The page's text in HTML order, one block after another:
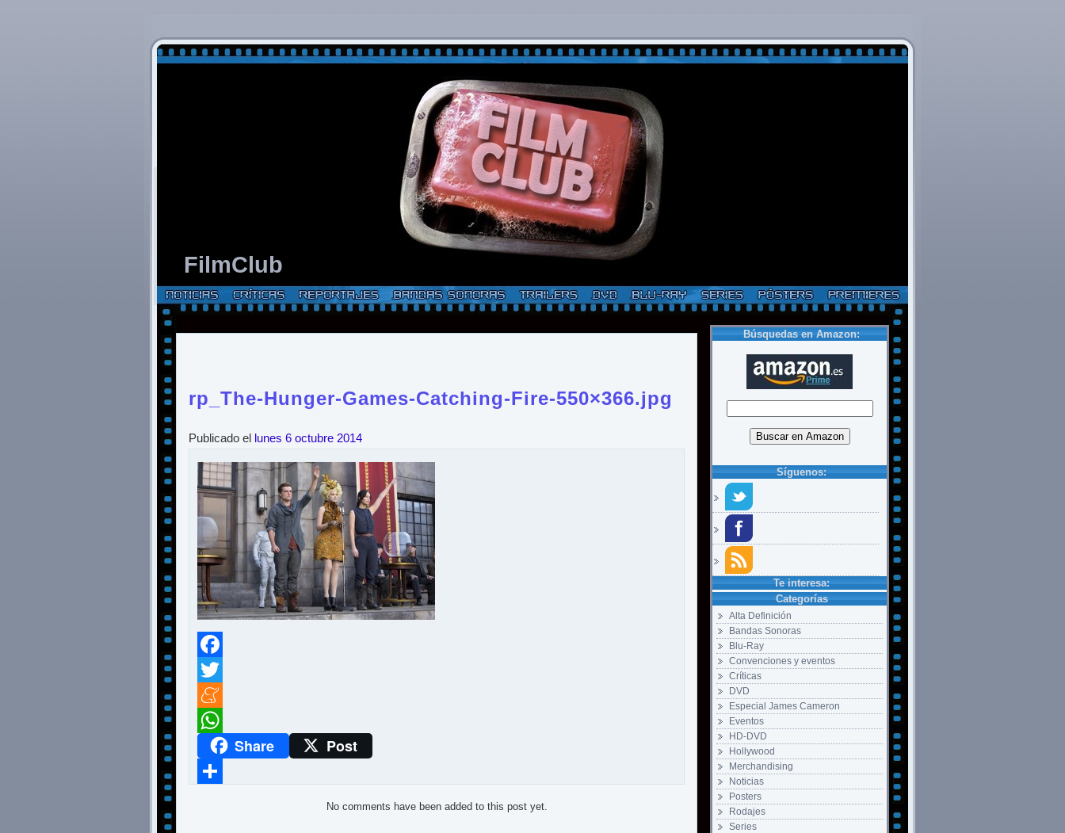
FilmClub
Búsquedas en Amazon:
Síguenos:
Te interesa:
Categorías
Alta Definición
Bandas Sonoras
Blu-Ray
Convenciones y eventos
Críticas
DVD
Especial James Cameron
Eventos
HD-DVD
Hollywood
Merchandising
Noticias
Posters
Rodajes
Series
rp_The-Hunger-Games-Catching-Fire-550×366.jpg
Publicado el lunes 6 octubre 2014
Facebook
Twitter
Meneame
WhatsAppShare Post
No comments have been added to this post yet.